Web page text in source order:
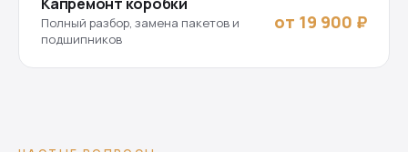
Полный разбор, замена пакетов и
подшипников
от 19 900 ₽